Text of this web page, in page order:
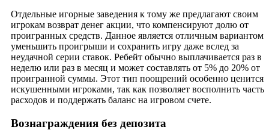
Отдельные игорные заведения к тому же предлагают своим
игрокам возврат денег акции, что компенсируют долю от
проигранных средств. Данное является отличным вариантом
уменьшить проигрыши и сохранить игру даже вслед за
неудачной серии ставок. Ребейт обычно выплачивается раз в
неделю или раз в месяц и может составлять от 5% до 20% от
проигранной суммы. Этот тип поощрений особенно ценится
искушенными игроками, так как позволяет восполнить часть
расходов и поддержать баланс на игровом счете.
Вознаграждения без депозита